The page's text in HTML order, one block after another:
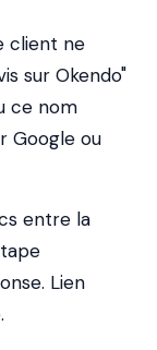
client ne
sur Okendo"
ce nom
Google ou
entre la
Lien